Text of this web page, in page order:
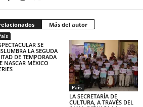
Más del autor
SE
LA SEGUDA
DE TEMPORADA
NASCAR MÉXICO
País
LA SECRETARÍA DE
CULTURA, A TRAVÉS DEL